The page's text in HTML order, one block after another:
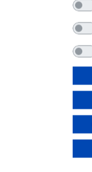
Así, pues, no
retos que
eficiencia
eliminación
educación a
Frenar la
Sin embargo,
We use your data for the
IAB processing
Use limited data
Create profiles
Use profiles to